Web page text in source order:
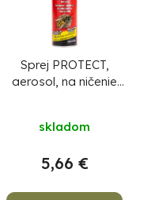
Sprej PROTECT,
aerosol, na ničenie
skladom
5,66 €